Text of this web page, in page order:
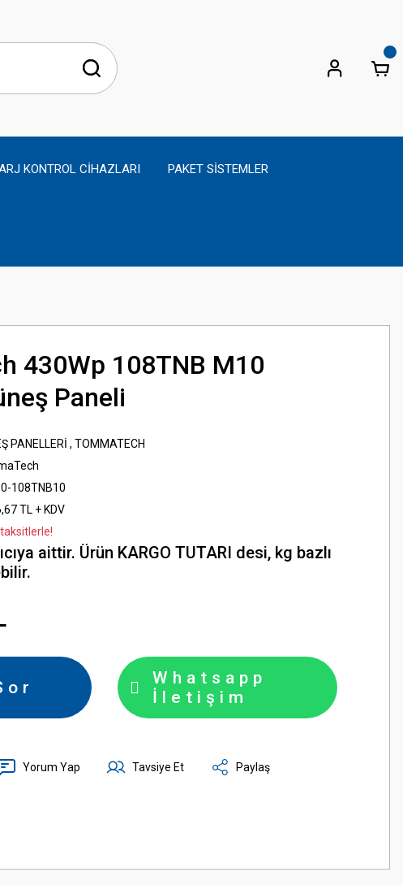
KONTROL CİHAZLARI PAKET SİSTEMLER
430Wp 108TNB M10
Paneli
PANELLERİ , TOMMATECH
108TNB10
TL + KDV
aittir. Ürün KARGO TUTARI desi, kg bazlı
Whatsapp
İletişim
Yorum Yap Tavsiye Et Paylaş